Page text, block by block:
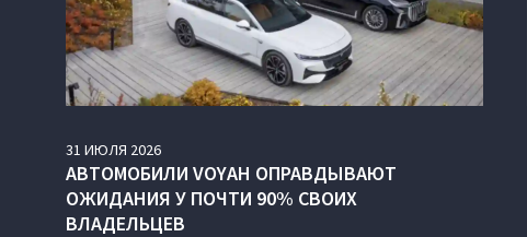
31 ИЮЛЯ 2026
АВТОМОБИЛИ VOYAH ОПРАВДЫВАЮТ
ОЖИДАНИЯ У ПОЧТИ 90% СВОИХ
ВЛАДЕЛЬЦЕВ